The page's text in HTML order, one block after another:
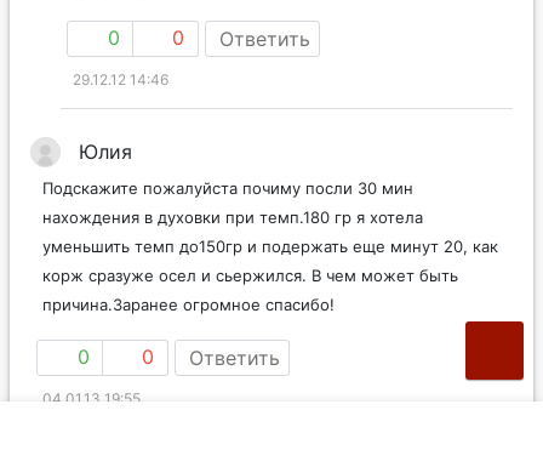
0 0 Ответить
29.12.12 14:46
Юлия
Подскажите пожалуйста почиму посли 30 мин
нахождения в духовки при темп.180 гр я хотела
уменьшить темп до150гр и подержать еще минут 20, как
корж сразуже осел и сьержился. В чем может быть
причина.Заранее огромное спасибо!
0 0 Ответить
04.01.13 19:55